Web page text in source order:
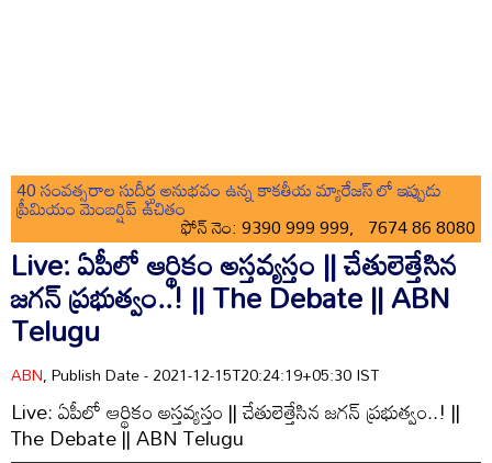
40 సంవత్సరాల సుదీర్ఘ అనుభవం ఉన్న కాకతీయ మ్యారేజస్ లో ఇప్పుడు
ప్రీమియం మెంబర్షిప్ ఉచితం
ఫోన్ నెం: 9390 999 999, 7674 86 8080
Live: ఏపీలో ఆర్థికం అస్తవ్యస్తం || చేతులెత్తేసిన
జగన్ ప్రభుత్వం..! || The Debate || ABN
Telugu
ABN, Publish Date - 2021-12-15T20:24:19+05:30 IST
Live: ఏపీలో ఆర్థికం అస్తవ్యస్తం || చేతులెత్తేసిన జగన్ ప్రభుత్వం..! ||
The Debate || ABN Telugu